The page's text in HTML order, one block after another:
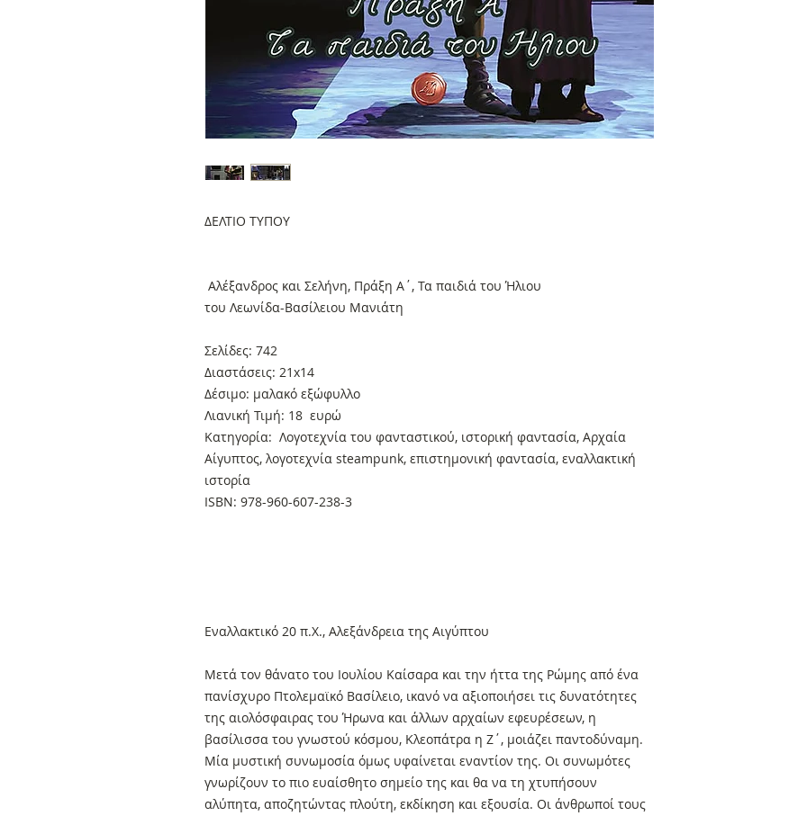
ΔΕΛΤΙΟ ΤΥΠΟΥ
Αλέξανδρος και Σελήνη, Πράξη Α΄, Τα παιδιά του Ήλιου
του Λεωνίδα-Βασίλειου Μανιάτη
Σελίδες: 742
Διαστάσεις: 21x14
Δέσιμο: μαλακό εξώφυλλο
Λιανική Τιμή: 18 ευρώ
Κατηγορία: Λογοτεχνία του φανταστικού, ιστορική φαντασία, Αρχαία
Αίγυπτος, λογοτεχνία steampunk, επιστημονική φαντασία, εναλλακτική
ιστορία
ISBN: 978-960-607-238-3
Εναλλακτικό 20 π.Χ., Αλεξάνδρεια της Αιγύπτου
Μετά τον θάνατο του Ιουλίου Καίσαρα και την ήττα της Ρώμης από ένα
πανίσχυρο Πτολεμαϊκό Βασίλειο, ικανό να αξιοποιήσει τις δυνατότητες
της αιολόσφαιρας του Ήρωνα και άλλων αρχαίων εφευρέσεων, η
βασίλισσα του γνωστού κόσμου, Κλεοπάτρα η Ζ΄, μοιάζει παντοδύναμη.
Μία μυστική συνωμοσία όμως υφαίνεται εναντίον της. Οι συνωμότες
γνωρίζουν το πιο ευαίσθητο σημείο της και θα να τη χτυπήσουν
αλύπητα, αποζητώντας πλούτη, εκδίκηση και εξουσία. Οι άνθρωποί τους